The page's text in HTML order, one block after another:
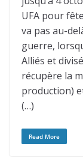
UFA pour
va pas au-
guerre,
Alliés et
récupère la
production)
(…)
Read More